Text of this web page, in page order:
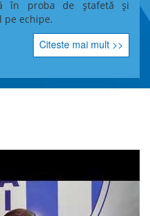
în proba de ștafetă și
pe echipe.
Citeste mai mult >>